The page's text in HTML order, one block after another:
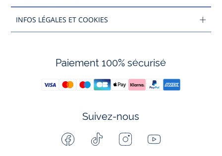
INFOS LÉGALES ET COOKIES
Paiement 100% sécurisé
Suivez-nous
Facebook Tiktok InstagramYoutube